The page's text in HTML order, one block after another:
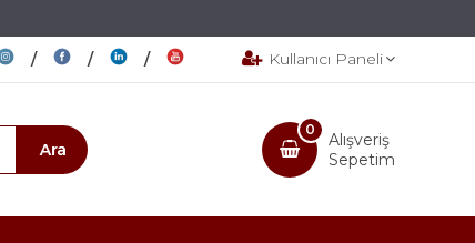
Kullanıcı Paneli
Alışveriş
Sepetim
0